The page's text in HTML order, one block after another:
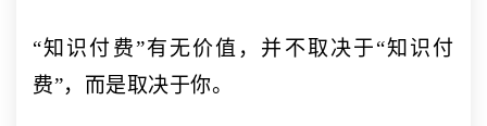
“知识付费”有无价值，并不取决于“知识付
费”，而是取决于你。